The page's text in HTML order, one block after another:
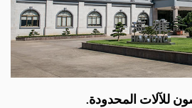
للآلات المحدودة.